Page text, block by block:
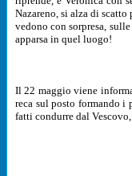
Nazareno, si alza di
vedono con sorpresa,
apparsa in quel luogo!
Il 22 maggio viene
reca sul posto formando i
fatti condurre dal